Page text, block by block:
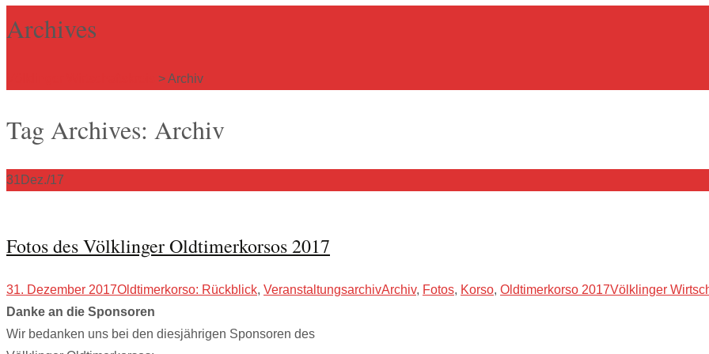
Archives
>Archiv
Tag Archives: Archiv
31Dez./17
Fotos des Völklinger Oldtimerkorsos 2017
31. Dezember 2017Oldtimerkorso: Rückblick, VeranstaltungsarchivArchiv, Fotos, Korso, Oldtimerkorso 2017Völklinger
Danke an die Sponsoren
Wir bedanken uns bei den diesjährigen Sponsoren des